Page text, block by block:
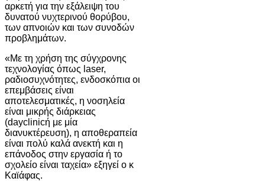
αρκετή για την εξάλειψη του
δυνατού νυχτερινού θορύβου,
των απνοιών και των συνοδών
προβλημάτων.
«Με τη χρήση της σύγχρονης
τεχνολογίας όπως laser,
ραδιοσυχνότητες, ενδοσκόπια οι
επεμβάσεις είναι
αποτελεσματικές, η νοσηλεία
είναι μικρής διάρκειας
(dayclinicή με μία
διανυκτέρευση), η αποθεραπεία
είναι πολύ καλά ανεκτή και η
επάνοδος στην εργασία ή το
σχολείο είναι ταχεία» εξηγεί ο κ
Καϊάφας.